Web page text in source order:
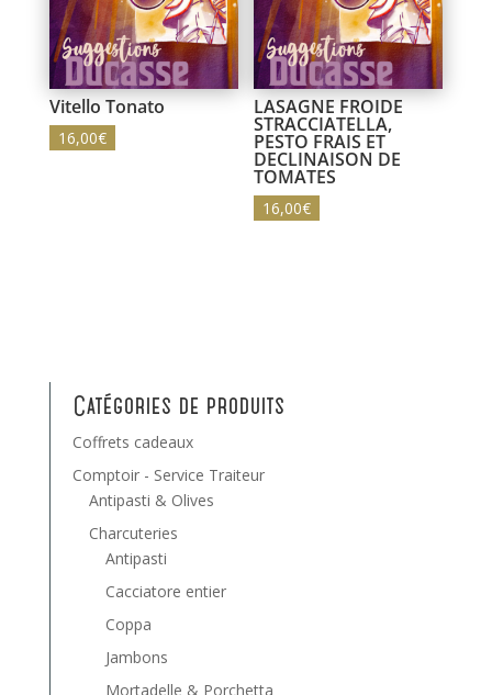
Vitello Tonato
16,00€
LASAGNE FROIDE
STRACCIATELLA,
PESTO FRAIS ET
DECLINAISON DE
TOMATES
16,00€
Catégories de produits
Coffrets cadeaux
Comptoir - Service Traiteur
Antipasti & Olives
Charcuteries
Antipasti
Cacciatore entier
Coppa
Jambons
Mortadelle & Porchetta